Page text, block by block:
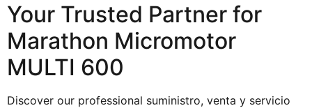
Your Trusted Partner for
Marathon Micromotor
MULTI 600
Discover our professional suministro, venta y servicio